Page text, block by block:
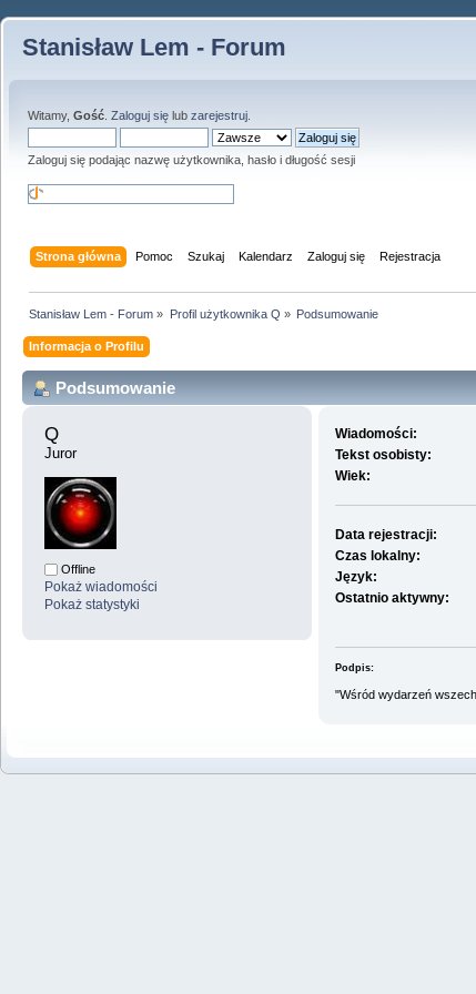
Stanisław Lem - Forum
Witamy, Gość Zaloguj się lub zarejestruj
Zaloguj się podając nazwę użytkownika, hasło i długość sesji
Strona główna Pomoc Szukaj Kalendarz Zaloguj się Rejestracja
Stanisław Lem - Forum » Profil użytkownika Q » Podsumowanie
Informacja o Profilu
Podsumowanie
Q
Juror
Offline
Pokaż wiadomości
Pokaż statystyki
Wiadomości:
Tekst osobisty:
Wiek:
Data rejestracji:
Czas lokalny:
Język:
Ostatnio aktywny:
Podpis:
"Wśród wydarzeń